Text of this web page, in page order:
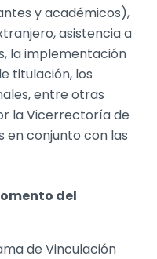
y académicos),
asistencia a
la implementación
titulación, los
entre otras
la Vicerrectoría de
en conjunto con las
del
de Vinculación